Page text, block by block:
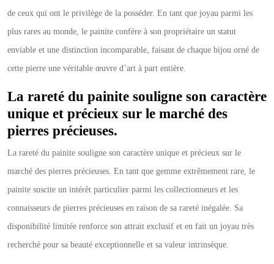
de ceux qui ont le privilège de la posséder. En tant que joyau parmi les
plus rares au monde, le painite confère à son propriétaire un statut
enviable et une distinction incomparable, faisant de chaque bijou orné de
cette pierre une véritable œuvre d’art à part entière.
La rareté du painite souligne son caractère
unique et précieux sur le marché des
pierres précieuses.
La rareté du painite souligne son caractère unique et précieux sur le
marché des pierres précieuses. En tant que gemme extrêmement rare, le
painite suscite un intérêt particulier parmi les collectionneurs et les
connaisseurs de pierres précieuses en raison de sa rareté inégalée. Sa
disponibilité limitée renforce son attrait exclusif et en fait un joyau très
recherché pour sa beauté exceptionnelle et sa valeur intrinsèque.